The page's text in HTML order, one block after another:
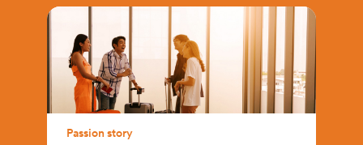
Passion story